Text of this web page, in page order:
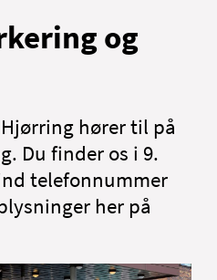
og
hører til på
Du finder os i 9.
telefonnummer
her på